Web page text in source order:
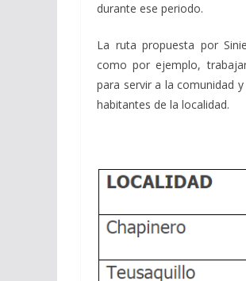
durante ese periodo.
La ruta propuesta por
como por ejemplo,
para servir a la comunidad
habitantes de la localidad.